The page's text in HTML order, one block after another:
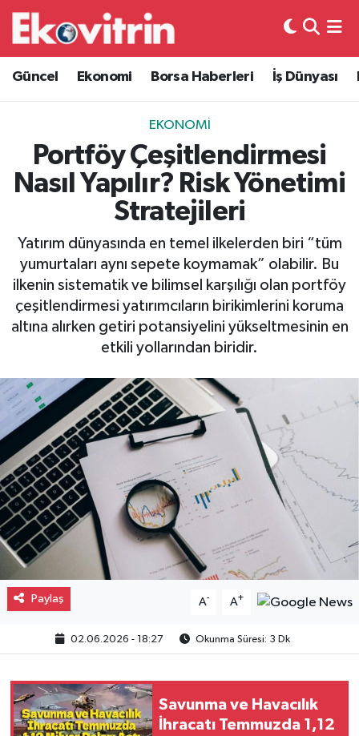
Güncel Ekonomi Borsa Haberleri İş Dünyası
EKONOMI
Portföy Çeşitlendirmesi
Nasıl Yapılır? Risk Yönetimi
Stratejileri
Yatırım dünyasında en temel ilkelerden biri “tüm
yumurtaları aynı sepete koymamak” olabilir. Bu
ilkenin sistematik ve bilimsel karşılığı olan portföy
çeşitlendirmesi yatırımcıların birikimlerini koruma
altına alırken getiri potansiyelini yükseltmesinin en
etkili yollarından biridir.
Paylaş A- A+
02.06.2026 - 18:27 Okunma Süresi: 3 Dk
Savunma ve Havacılık
İhracatı Temmuzda 1,12
Güncel
Ekonomi
Borsa Haberleri
İş Dünyası
Otovitrin
Asayiş
Gayrimenkul
Spor
Eğitim
Hava Durumu
Trafik Durumu
Süper Lig Puan Durumu ve Fikstür
Tüm Manşetler
Son Dakika Haberleri
Haber Arşivi